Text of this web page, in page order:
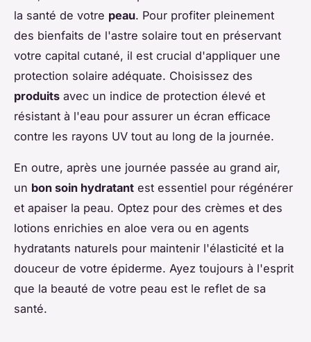
la santé de votre peau. Pour profiter pleinement
des bienfaits de l'astre solaire tout en préservant
votre capital cutané, il est crucial d'appliquer une
protection solaire adéquate. Choisissez des
produits avec un indice de protection élevé et
résistant à l'eau pour assurer un écran efficace
contre les rayons UV tout au long de la journée.
En outre, après une journée passée au grand air,
un bon soin hydratant est essentiel pour régénérer
et apaiser la peau. Optez pour des crèmes et des
lotions enrichies en aloe vera ou en agents
hydratants naturels pour maintenir l'élasticité et la
douceur de votre épiderme. Ayez toujours à l'esprit
que la beauté de votre peau est le reflet de sa
santé.